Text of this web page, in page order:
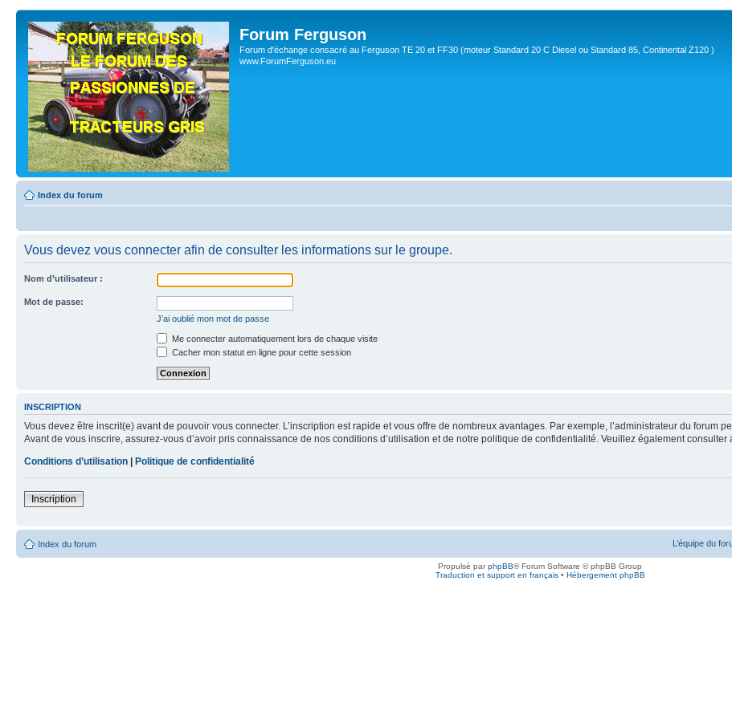
Forum Ferguson
Forum d'échange consacré au Ferguson TE 20 et FF30 (moteur Standard 20 C Diesel ou Standard 85, Continental Z120 )
www.ForumFerguson.eu
Index du forum
Vous devez vous connecter afin de consulter les informations sur le groupe.
Nom d’utilisateur :
Mot de passe:
J’ai oublié mon mot de passe
Me connecter automatiquement lors de chaque visite
Cacher mon statut en ligne pour cette session
INSCRIPTION
Vous devez être inscrit(e) avant de pouvoir vous connecter. L’inscription est rapide et vous offre de nombreux avantages. Par exemple, l’administrateur du forum
Avant de vous inscrire, assurez-vous d’avoir pris connaissance de nos conditions d’utilisation et de notre politique de confidentialité. Veuillez également
Conditions d’utilisation | Politique de confidentialité
Inscription
Index du forum L’équipe du
Propulsé parphpBB® Forum Software © phpBB Group
Traduction et support en français• Hébergement phpBB